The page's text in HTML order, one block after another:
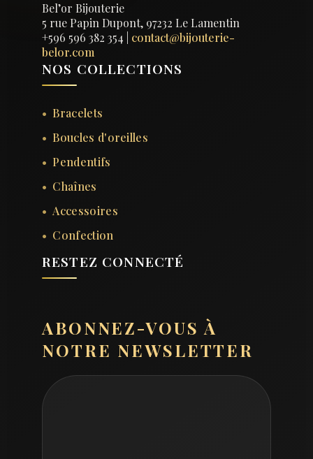
Bel’or Bijouterie
5 rue Papin Dupont, 97232 Le Lamentin
+596 596 382 354
contact@bijouterie-
belor.com
NOS COLLECTIONS
Bracelets
Boucles d'oreilles
Pendentifs
Chaînes
Accessoires
Confection
RESTEZ CONNECTÉ
ABONNEZ-VOUS À
NOTRE NEWSLETTER